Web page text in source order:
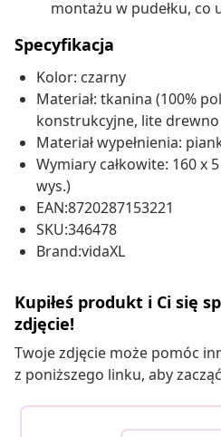
montażu w pudełku, co
Specyfikacja
Kolor: czarny
Materiał: tkanina (100%
konstrukcyjne, lite
Materiał wypełnienia:
Wymiary całkowite: 160 x
wys.)
EAN:8720287153221
SKU:346478
Brand:vidaXL
Kupiłeś produkt i Ci się
zdjęcie!
Twoje zdjęcie może pomóc
z poniższego linku, aby